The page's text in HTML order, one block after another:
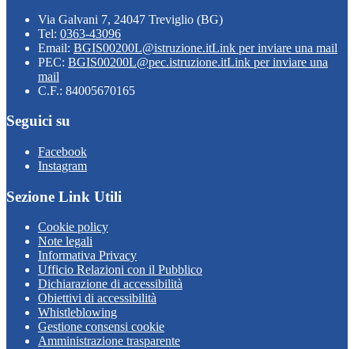
Via Galvani 7, 24047 Treviglio (BG)
Tel: 0363-43096
Email: BGIS00200L@istruzione.itLink per inviare una mail
PEC: BGIS00200L@pec.istruzione.itLink per inviare una
mail
C.F.: 84005670165
Seguici su
Facebook
Instagram
Sezione Link Utili
Cookie policy
Note legali
Informativa Privacy
Ufficio Relazioni con il Pubblico
Dichiarazione di accessibilità
Obiettivi di accessibilità
Whistleblowing
Gestione consensi cookie
Amministrazione trasparente